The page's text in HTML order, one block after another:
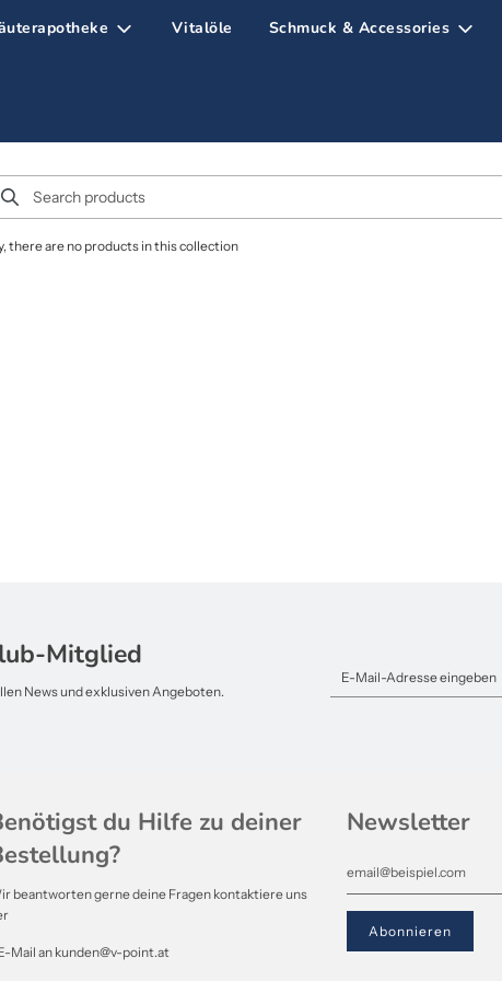
Vitalöle Schmuck & Accessories
there are no products in this collection
Mitglied
News und exklusiven Angeboten.
du Hilfe zu deiner
beantworten gerne deine Fragen kontaktiere uns
Mail an kunden@v-point.at
Newsletter